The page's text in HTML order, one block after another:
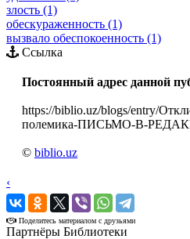
злость (1)
обескураженность (1)
вызвало обеспокоенность (1)
Ссылка
Постоянный адрес данной
https://biblio.uz/blogs/entry/
полемика-ПИСЬМО-В-
© biblio.uz
‹
›
Поделитесь материалом с друзьями
Партнёры Библиотеки